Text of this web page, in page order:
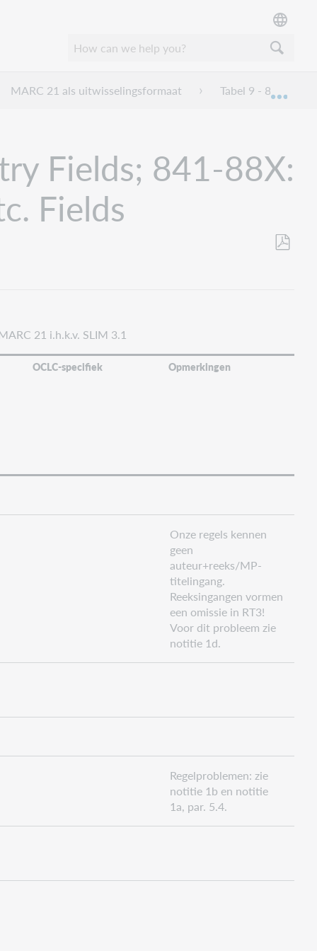
MARC 21 als uitwisselingsformaat Tabel 9 - 8XX:
Fields; 841-88X:
Fields
21 i.h.k.v. SLIM 3.1
OCLC-specifiek Opmerkingen
Onze regels kennen
geen
auteur+reeks/MP-
titelingang.
Reeksingangen vormen
een omissie in RT3!
Voor dit probleem zie
notitie 1d.
Regelproblemen: zie
notitie 1b en notitie
1a, par. 5.4.